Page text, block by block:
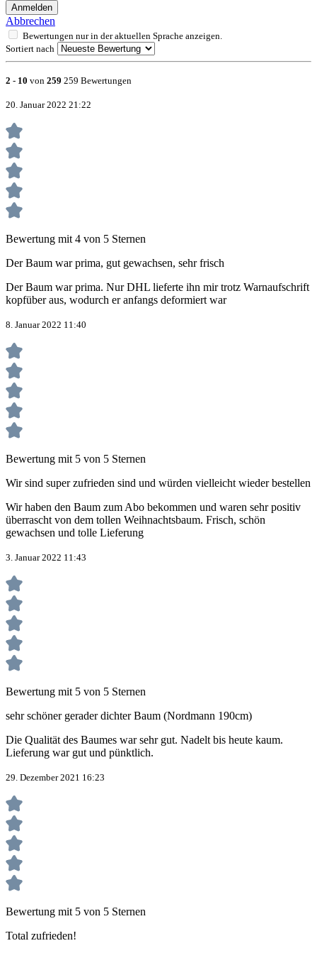
Anmelden
Abbrechen
Bewertungen nur in der aktuellen Sprache anzeigen.
Sortiert nach
2 - 10 von 259 259 Bewertungen
20. Januar 2022 21:22
Bewertung mit 4 von 5 Sternen
Der Baum war prima, gut gewachsen, sehr frisch
Der Baum war prima. Nur DHL lieferte ihn mir trotz Warnaufschrift
kopfüber aus, wodurch er anfangs deformiert war
8. Januar 2022 11:40
Bewertung mit 5 von 5 Sternen
Wir sind super zufrieden sind und würden vielleicht wieder bestellen
Wir haben den Baum zum Abo bekommen und waren sehr positiv
überrascht von dem tollen Weihnachtsbaum. Frisch, schön
gewachsen und tolle Lieferung
3. Januar 2022 11:43
Bewertung mit 5 von 5 Sternen
sehr schöner gerader dichter Baum (Nordmann 190cm)
Die Qualität des Baumes war sehr gut. Nadelt bis heute kaum.
Lieferung war gut und pünktlich.
29. Dezember 2021 16:23
Bewertung mit 5 von 5 Sternen
Total zufrieden!